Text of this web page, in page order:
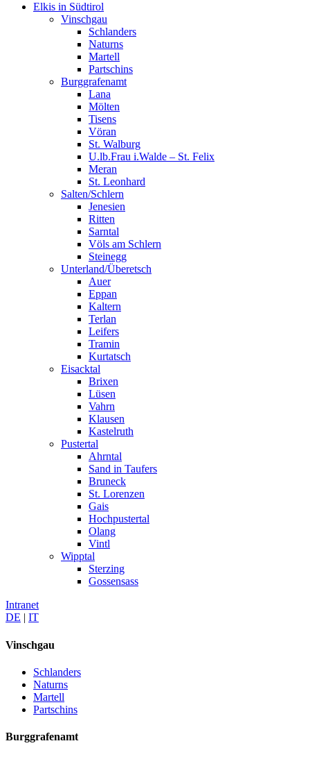
Elkis in Südtirol
Vinschgau
Schlanders
Naturns
Martell
Partschins
Burggrafenamt
Lana
Mölten
Tisens
Vöran
St. Walburg
U.lb.Frau i.Walde – St. Felix
Meran
St. Leonhard
Salten/Schlern
Jenesien
Ritten
Sarntal
Völs am Schlern
Steinegg
Unterland/Überetsch
Auer
Eppan
Kaltern
Terlan
Leifers
Tramin
Kurtatsch
Eisacktal
Brixen
Lüsen
Vahrn
Klausen
Kastelruth
Pustertal
Ahrntal
Sand in Taufers
Bruneck
St. Lorenzen
Gais
Hochpustertal
Olang
Vintl
Wipptal
Sterzing
Gossensass
Intranet
DE | IT
Vinschgau
Schlanders
Naturns
Martell
Partschins
Burggrafenamt